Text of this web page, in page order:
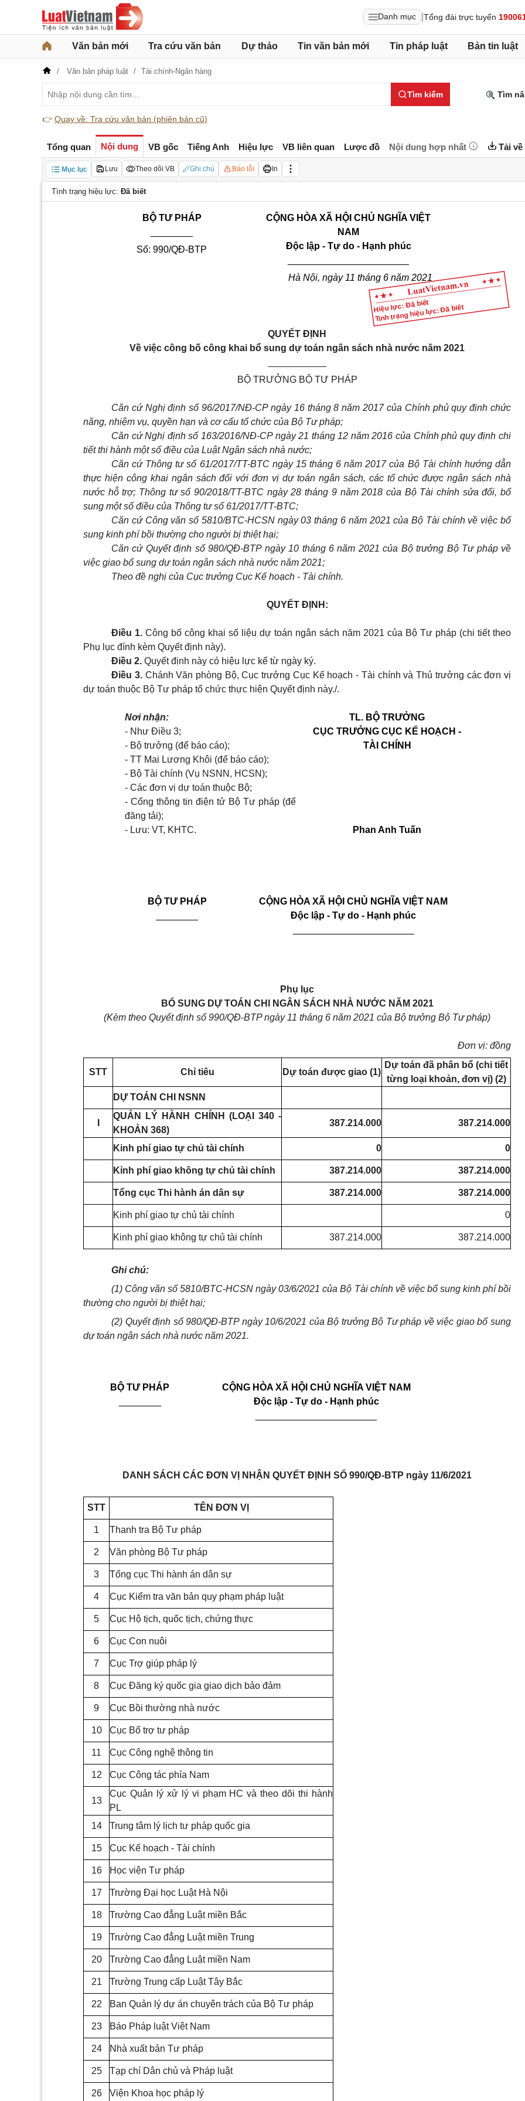
Danh mục Tổng đài trực tuyến
Văn bản mới Tra cứu văn bản Dự thảo Tin văn bản mới Tin pháp luật Bản tin luật
Văn bản pháp luật Tài chính-Ngân hàng
Tìm kiếm Tìm
👉 Quay về: Tra cứu văn bản (phiên bản cũ)
Tổng quan Nội dung VB gốc Tiếng Anh Hiệu lực VB liên quan Lược đồ Nội dung hợp nhất Tải về
Mục lục Lưu Theo dõi VB Ghi chú Báo lỗi In
Tình trạng hiệu lực: Đã biết
Hiệu lực: Đã biết
Tình trạng hiệu lực: Đã biết
BỘ TƯ PHÁP
Số: 990/QĐ-BTP
CỘNG HÒA XÃ HỘI CHỦ NGHĨA VIỆT
NAM
Độc lập - Tự do - Hạnh phúc
Hà Nội, ngày 11 tháng 6 năm 2021
QUYẾT ĐỊNH
Về việc công bố công khai bổ sung dự toán ngân sách nhà nước năm 2021
BỘ TRƯỞNG BỘ TƯ PHÁP
Căn cứ Nghị định số 96/2017/NĐ-CP ngày 16 tháng 8 năm 2017 của Chính phủ quy định chức
năng, nhiệm vụ, quyền hạn và cơ cấu tổ chức của Bộ Tư pháp;
Căn cứ Nghị địnhsố 163/2016/NĐ-CP ngày 21 tháng 12 năm 2016 của Chính phủ quy định chi
tiết thi hành một số điều của Luật Ngân sách nhà nước;
Căn cứ Thông tư số 61/2017/TT-BTC ngày 15 tháng 6 năm 2017 của Bộ Tài chính hướng dẫn
thực hiện công khai ngân sách đối với đơn vị dự toán ngân sách, các tổ chức được ngân sách nhà
nước hỗ trợ; Thông tưsố 90/2018/TT-BTC ngày 28 tháng 9 năm 2018 của Bộ Tài chính sửa đổi, bổ
sung mộtsố điều của Thông tư số 61/2017/TT-BTC;
Căn cứ Công vănsố 5810/BTC-HCSN ngày 03 tháng 6 năm 2021 của Bộ Tài chính về việc bổ
sung kinh phí bồi thường cho người bị thiệt hại;
Căn cứ Quyết định số 980/QĐ-BTP ngày 10 tháng 6 năm 2021 của Bộ trưởng Bộ Tư pháp về
việc giao bổ sung dự toán ngân sách nhà nước năm 2021;
Theo đề nghị của Cục trưởng Cục Kế hoạch - Tài chính.
QUYẾT ĐỊNH:
Điều 1. Công bố công khai số liệu dự toán ngân sách năm 2021 của Bộ Tư pháp (chi tiết theo
Phụ lục đính kèm Quyết định này).
Điều 2. Quyết định này có hiệu lực kể từ ngày ký.
Điều 3. Chánh Văn phòng Bộ, Cục trưởng Cục Kế hoạch - Tài chính và Thủ trưởng các đơn vị
dự toán thuộc Bộ Tư pháp tổ chức thực hiện Quyết định này./.
Nơi nhận:
- Như Điều 3;
- Bộ trưởng (để báo cáo);
- TT Mai Lương Khôi (để báo cáo);
- Bộ Tài chính (Vụ NSNN, HCSN);
- Các đơn vị dự toán thuộc Bộ;
- Cổng thông tin điện tử Bộ Tư pháp (để
đăng tải);
-Lưu: VT, KHTC.
TL. BỘ TRƯỞNG
CỤC TRƯỞNG CỤC KẾ HOẠCH -
TÀI CHÍNH
Phan Anh Tuấn
BỘ TƯ PHÁP
CỘNG HÒA XÃ HỘI CHỦ NGHĨA VIỆT NAM
Độc lập - Tự do - Hạnh phúc
Phụ lục
BỔ SUNG DỰ TOÁN CHI NGÂN SÁCH NHÀ NƯỚC NĂM 2021
(Kèm theo Quyết định số 990/QĐ-BTP ngày 11 tháng 6 năm 2021 của Bộ trưởng Bộ Tư pháp)
Đơn vị: đồng
STT Chỉ tiêu Dự toán được giao (1)
Dự toán đã phân bổ (chi tiết
từng loại khoản, đơn vị) (2)
DỰ TOÁN CHI NSNN
QUẢN LÝ HÀNH CHÍNH (LOẠI 340 -
KHOẢN 368)
387.214.000 387.214.000
Kinh phí giao tự chủ tài chính 0 0
Kỉnh phí giao không tự chủ tài chính 387.214.000 387.214.000
Tổng cục Thi hành án dân sự 387.214.000 387.214.000
Kinh phí giao tự chủ tài chính 0
Kinh phí giao không tự chủ tài chính 387.214.000 387.214.000
Ghi chú:
(1) Công văn số 5810/BTC-HCSN ngày 03/6/2021 của Bộ Tài chính về việc bổ sung kinh phí bồi
thường cho người bị thiệt hại;
(2) Quyết định số 980/QĐ-BTP ngày 10/6/2021 của Bộ trưởng Bộ Tư pháp về việc giao bổ sung
dự toán ngân sách nhà nước năm 2021.
BỘ TƯ PHÁP
CỘNG HÒA XÃ HỘI CHỦ NGHĨA VIỆT NAM
Độc lập - Tự do - Hạnh phúc
DANH SÁCH CÁC ĐƠN VỊ NHẬN QUYẾT ĐỊNH SỐ 990/QĐ-BTP ngày 11/6/2021
STT TÊN ĐƠN VỊ
1 Thanh tra Bộ Tư pháp
2 Văn phòng Bộ Tư pháp
3 Tổng cục Thi hành án dân sự
4 Cục Kiểm tra văn bản quy phạm pháp luật
5 Cục Hộ tịch, quốc tịch, chứng thực
6 Cục Con nuôi
7 Cục Trợ giúp pháp lý
8 Cục Đăng ký quốc gia giao dịch bảo đảm
9 Cục Bồi thường nhà nước
10 Cục Bổ trợ tư pháp
11 Cục Công nghệ thông tin
12 Cục Công tác phía Nam
13
Cục Quản lý xử lý vi phạm HC và theo dõi thi hành
PL
14
Trung tâm lý lịch tư pháp quốc gia
15 Cục Kế hoạch - Tài chính
16 Học viện Tư pháp
17 Trường Đại học Luật Hà Nội
18 Trường Cao đẳng Luật miền Bắc
19 Trường Cao đẳng Luật miền Trung
20 Trường Cao đẳng Luật miền Nam
21 Trường Trung cấp Luật Tây Bắc
22 Ban Quản lý dự án chuyên trách của Bộ Tư pháp
23 Báo Pháp luật Việt Nam
24 Nhà xuất bản Tư pháp
25 Tạp chí Dân chủ và Pháp luật
26 Viện Khoa học pháp lý